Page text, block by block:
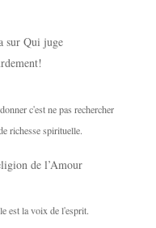
sur Qui juge
c'est ne pas rechercher
richesse spirituelle.
de l’Amour
est la voix de l'esprit.